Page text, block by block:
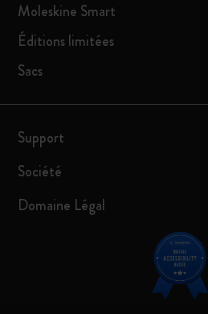
Moleskine Smart
Éditions limitées
Sacs
Support
Société
Domaine Légal